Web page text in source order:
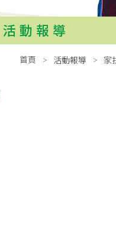
活動報導
首頁 活動報導 家